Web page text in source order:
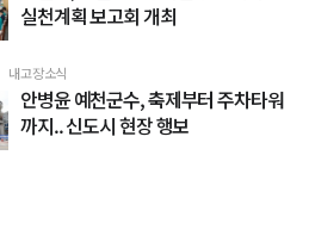
실천계획 보고회 개최
내고장소식
안병윤 예천군수, 축제부터 주차타워
까지.. 신도시 현장 행보